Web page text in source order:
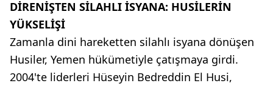
DİRENİŞTEN SİLAHLI İSYANA: HUSİLERİN
YÜKSELİŞİ
Zamanla dini hareketten silahlı isyana dönüşen
Husiler, Yemen hükümetiyle çatışmaya girdi.
2004'te liderleri Hüseyin Bedreddin El Husi,